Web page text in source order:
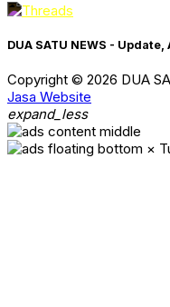
DUA SATU NEWS -
Copyright © 2026 DUA
Jasa Website
expand_less
×